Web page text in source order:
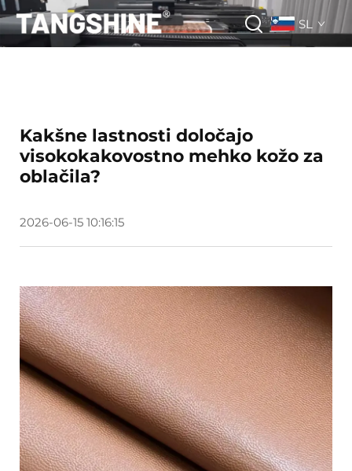
SL
Kakšne lastnosti določajo
visokokakovostno mehko kožo za
oblačila?
2026-06-15 10:16:15